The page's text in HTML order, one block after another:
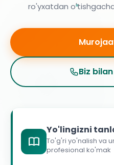
ro'yxatdan
Biz
Yo'lingizni
To'g'ri yo'nalish va
profesional ko'mak